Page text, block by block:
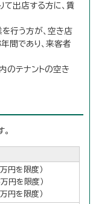
て出店する方に、賃
行う方が、空き店
間であり、来客者
のテナントの空き
円を限度）
円を限度）
円を限度）